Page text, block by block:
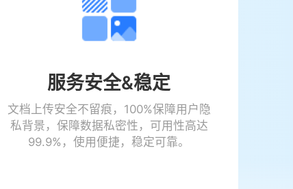
服务安全&稳定
文档上传安全不留痕，100%保障用户隐
私背景，保障数据私密性，可用性高达
99.9%，使用便捷，稳定可靠。